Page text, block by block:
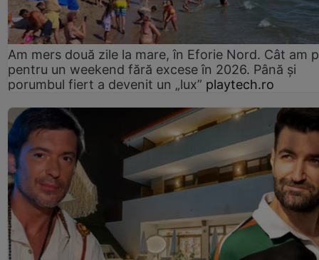
Am mers două zile la mare, în Eforie Nord. Cât am
pentru un weekend fără excese în 2026. Până și
porumbul fiert a devenit un „lux” playtech.ro